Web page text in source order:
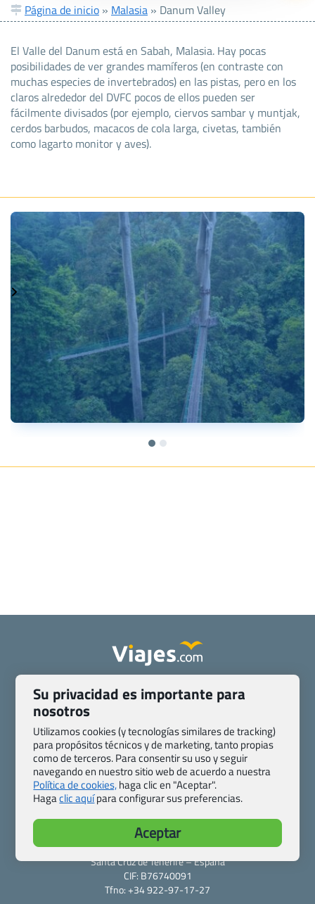
Página de inicio » Malasia » Danum Valley
El Valle del Danum está en Sabah, Malasia. Hay pocas
posibilidades de ver grandes mamíferos (en contraste con
muchas especies de invertebrados) en las pistas, pero en los
claros alrededor del DVFC pocos de ellos pueden ser
fácilmente divisados (por ejemplo, ciervos sambar y muntjak,
cerdos barbudos, macacos de cola larga, civetas, también
como lagarto monitor y aves).
Quienes somos
Contacto
Pasaporte, Visado, Salud y otras disposiciones específicas
Preguntas frecuentes
Condiciones generales
Política de privacidad y cookies
Transparencia
Todas las páginas – sitemap
Viajes.com
Last Minute Express S.L.U.
c/ Drago, CC HLS, Local 13
38660 Miraverde – Adeje
Santa Cruz de Tenerife – España
CIF: B76740091
Tfno: +34 922-97-17-27
Su privacidad es importante para
nosotros
Utilizamos cookies (y tecnologías similares de tracking)
para propósitos técnicos y de marketing, tanto propias
como de terceros. Para consentir su uso y seguir
navegando en nuestro sitio web de acuerdo a nuestra
Política de cookies,haga clic en "Aceptar".
Hagaclic aquípara configurar sus preferencias.
Aceptar